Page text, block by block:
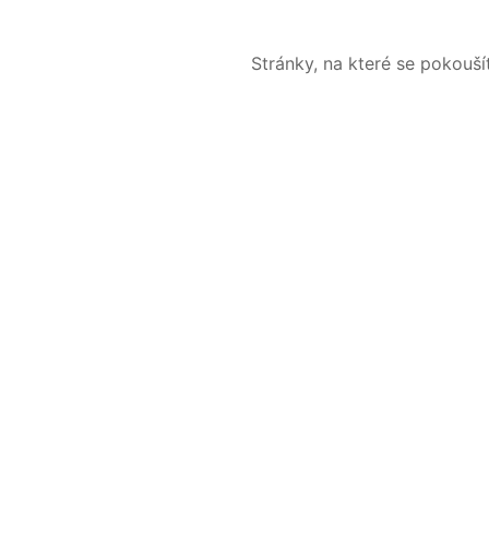
Stránky, na které se